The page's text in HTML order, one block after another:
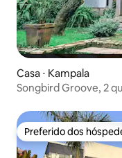
Casa ⋅ Kampala
Songbird Groove, 2
Preferido dos
Preferido dos